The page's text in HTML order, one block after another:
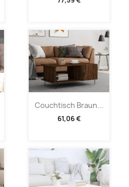
Couchtisch Braun...
61,06 €